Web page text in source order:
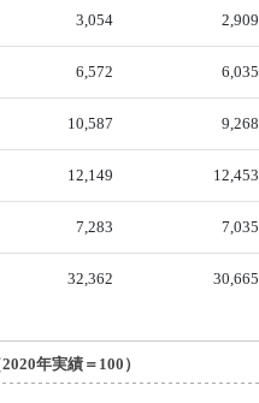
3,054 2,909
6,572 6,035
10,587 9,268
12,149 12,453
7,283 7,035
32,362 30,665
年実績＝100）